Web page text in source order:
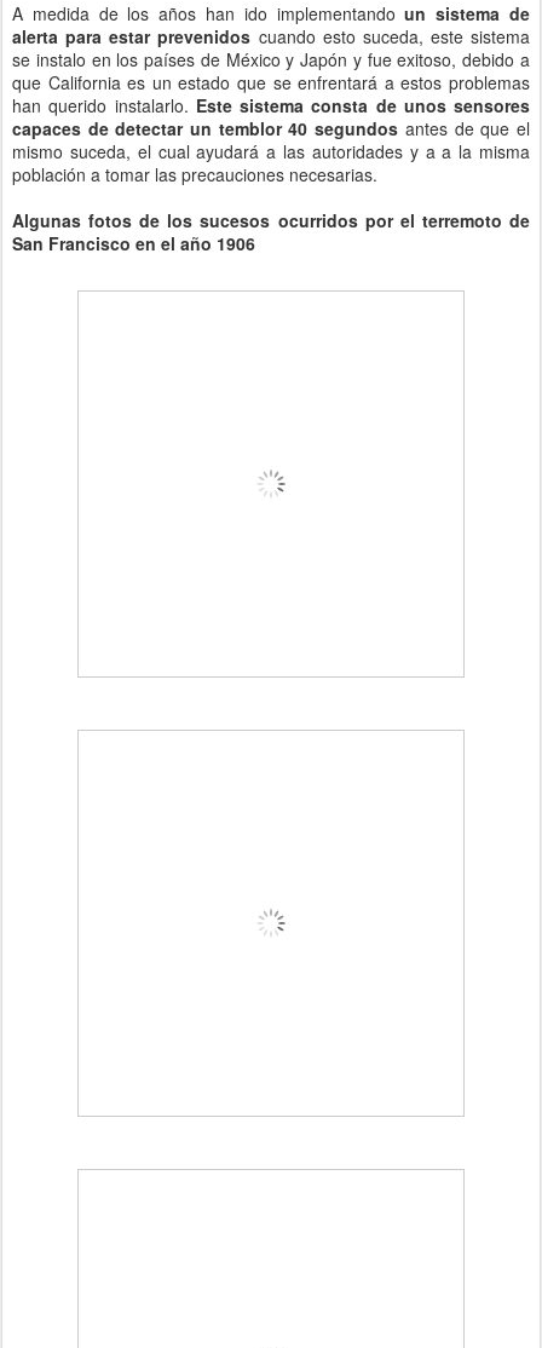
A medida de los años han ido implementandoun sistema de
alerta para estar prevenidos cuando esto suceda, este sistema
se instalo en los países de México y Japón y fue exitoso, debido a
que California es un estado que se enfrentará a estos problemas
han querido instalarlo. Este sistema consta de unos sensores
capaces de detectar un temblor 40 segundos antes de que el
mismo suceda, el cual ayudará a las autoridades y a a la misma
población a tomar las precauciones necesarias.
Algunas fotos de los sucesos ocurridos por el terremoto de
San Francisco en el año 1906